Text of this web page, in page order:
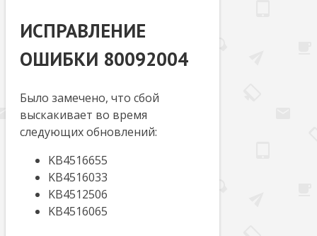
ИСПРАВЛЕНИЕ
ОШИБКИ 80092004
Было замечено, что сбой
выскакивает во время
следующих обновлений:
KB4516655
KB4516033
KB4512506
KB4516065